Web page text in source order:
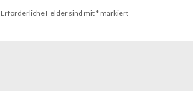
Erforderliche Felder sind mit*markiert